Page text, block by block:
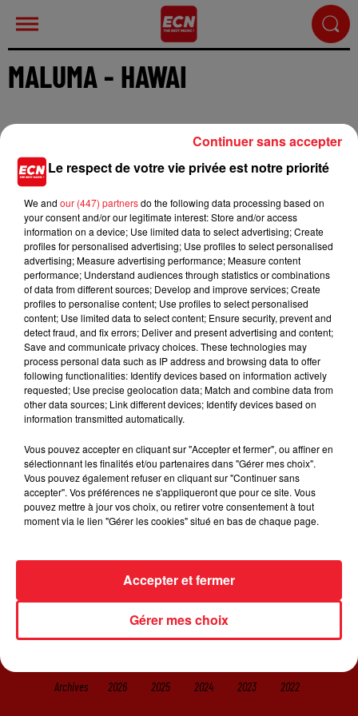
MALUMA - HAWAI
Cet élément est masqué compte-tenu du refus du
dépôt de cookies que vous avez exprimé. Si vous
souhaitez l'afficher, merci de nous donner votre
accord en cliquant sur le bouton ci-dessous.
Afficher l'élément
Maluma revient avec une ballade reggaeton pour cet
été, "Hawai", accompagné d'une vidéo dont il a lui même
écrit le scénario. Le chanteur essaie de reconquérir la
femme qu'il aperdu, allant jusqu'à saboter son
mariage...Arrivera-t-il à ses fins ?
ACCUEIL RADIO JEUX ACTUALITÉS
Gestion des cookies Plan du site
Archives 2026 2025 2024 2023 2022
Le respect de votre vie privée est notre priorité
We and our (447) partnersdo the following data processing based on
your consent and/or our legitimate interest: Store and/or access
information on a device; Use limited data to select advertising; Create
profiles for personalised advertising; Use profiles to select personalised
advertising; Measure advertising performance; Measure content
performance; Understand audiences through statistics or combinations
of data from different sources; Develop and improve services; Create
profiles to personalise content; Use profiles to select personalised
content; Use limited data to select content; Ensure security, prevent and
detect fraud, and fix errors; Deliver and present advertising and content;
Save and communicate privacy choices. These technologies may
process personal data such as IP address and browsing data to offer
following functionalities: Identify devices based on information actively
requested; Use precise geolocation data; Match and combine data from
other data sources; Link different devices; Identify devices based on
information transmitted automatically.
Vous pouvez accepter en cliquant sur "Accepter et fermer", ou affiner en
sélectionnant les finalités et/ou partenaires dans "Gérer mes choix".
Vous pouvez également refuser en cliquant sur "Continuer sans
accepter". Vos préférences ne s'appliqueront que pour ce site. Vous
pouvez mettre à jour vos choix, ou retirer votre consentement à tout
moment via le lien "Gérer les cookies" situé en bas de chaque page.
Gérer mes choix
Accepter et fermer
Continuer sans accepter